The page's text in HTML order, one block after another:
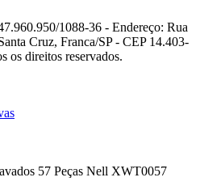
1088-36 - Endereço: Rua
Cruz, Franca/SP - CEP 14.403-
os direitos reservados.
57 Peças Nell XWT0057